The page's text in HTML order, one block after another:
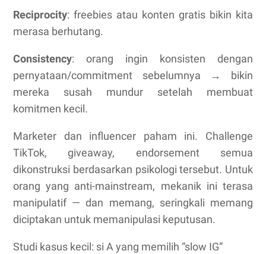
Reciprocity: freebies atau konten gratis bikin kita
merasa berhutang.
Consistency: orang ingin konsisten dengan
pernyataan/commitment sebelumnya → bikin
mereka susah mundur setelah membuat
komitmen kecil.
Marketer dan influencer paham ini. Challenge
TikTok, giveaway, endorsement semua
dikonstruksi berdasarkan psikologi tersebut. Untuk
orang yang anti-mainstream, mekanik ini terasa
manipulatif — dan memang, seringkali memang
diciptakan untuk memanipulasi keputusan.
Studi kasus kecil: si A yang memilih “slow IG”